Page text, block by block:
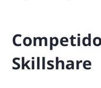
Skillshare